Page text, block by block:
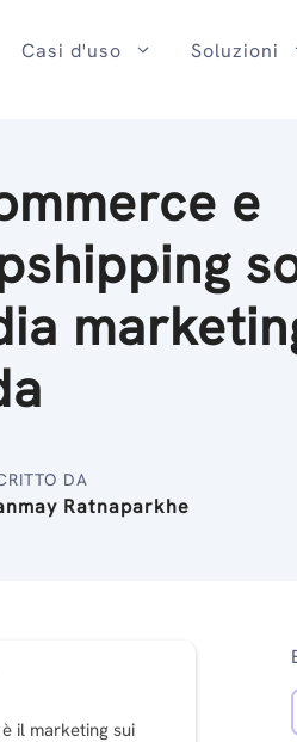
Casi d'uso Soluzioni
e
DA
Ratnaparkhe
il marketing sui